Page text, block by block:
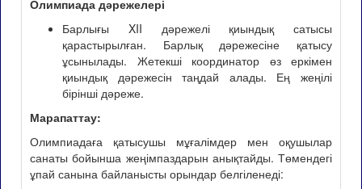
Олимпиада дәрежелері
Барлығы XII дәрежелі қиындық сатысы
қарастырылған. Барлық дәрежесіне қатысу
ұсынылады. Жетекші координатор өз еркімен
қиындық дәрежесін таңдай алады. Ең жеңілі
бірінші дәреже.
Марапаттау:
Олимпиадаға қатысушы мұғалімдер мен оқушылар
санаты бойынша жеңімпаздарын анықтайды. Төмендегі
ұпай санына байланысты орындар белгіленеді: